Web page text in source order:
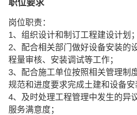
职位要求
岗位职责：
1、组织设计和制订工程建设计划；
2、配合相关部门做好设备安装的
程量审核、安装调试等工作；
3、配合施工单位按照相关管理制
规范和进度要求完成土建和设备安
4、及时处理工程管理中发生的异
服务满意度；